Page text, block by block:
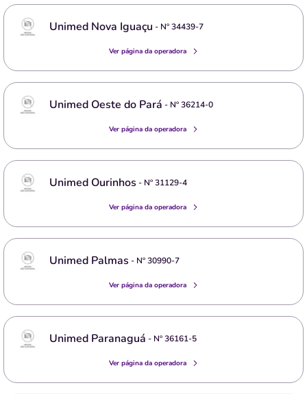
Unimed Nova Iguaçu - Nº34439-7
Ver página da operadora
Unimed Oeste do Pará - Nº36214-0
Ver página da operadora
Unimed Ourinhos - Nº31129-4
Ver página da operadora
Unimed Palmas - Nº30990-7
Ver página da operadora
Unimed Paranaguá - Nº36161-5
Ver página da operadora